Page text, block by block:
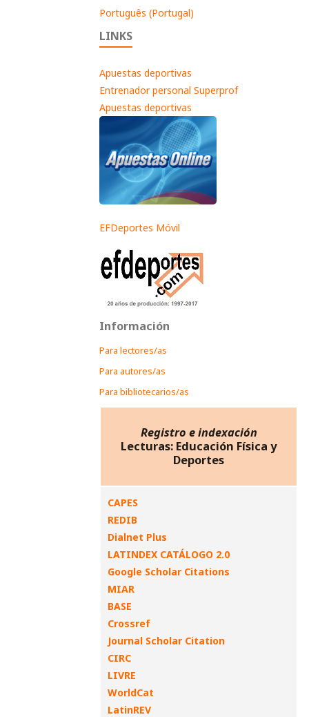
Português (Portugal)
LINKS
Apuestas deportivas
Entrenador personal Superprof
Apuestas deportivas
EFDeportes Móvil
Información
Para lectores/as
Para autores/as
Para bibliotecarios/as
Registro e indexación
Lecturas: Educación Física y
Deportes
CAPES
REDIB
Dialnet Plus
LATINDEX CATÁLOGO 2.0
Google Scholar Citations
MIAR
BASE
Crossref
Journal Scholar Citation
CIRC
LIVRE
WorldCat
LatinREV